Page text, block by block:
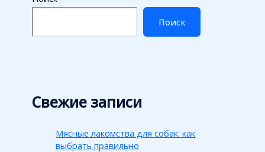
Поиск
Свежие записи
Мясные лакомства для собак: как
выбрать правильно